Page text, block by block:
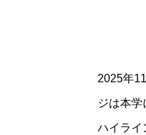
2025年
ジは本学
ハイライ